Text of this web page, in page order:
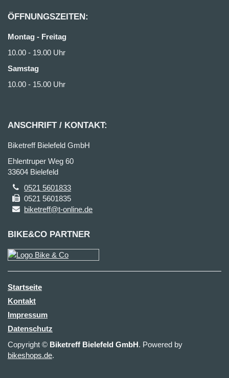
ÖFFNUNGSZEITEN:
Montag - Freitag
10.00 - 19.00 Uhr
Samstag
10.00 - 15.00 Uhr
ANSCHRIFT / KONTAKT:
Biketreff Bielefeld GmbH
Ehlentruper Weg 60
33604 Bielefeld
0521 5601833
0521 5601835
biketreff@t-online.de
BIKE&CO PARTNER
Startseite
Kontakt
Impressum
Datenschutz
Copyright © Biketreff Bielefeld GmbH. Powered by
bikeshops.de.